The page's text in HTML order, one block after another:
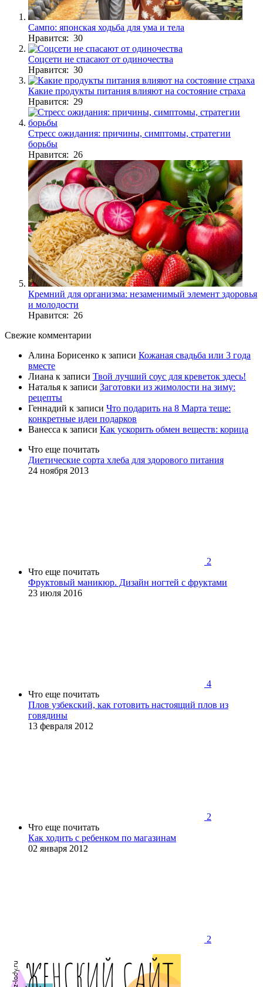
Сампо: японская ходьба для ума и тела
Нравится: 30
Соцсети не спасают от одиночества
Нравится: 30
Какие продукты питания влияют на состояние страха
Нравится: 29
Стресс ожидания: причины, симптомы, стратегии
борьбы
Нравится: 26
Кремний для организма: незаменимый элемент здоровья
и молодости
Нравится: 26
Свежие комментарии
Алина Борисенко к записи Кожаная свадьба или 3 года
вместе
Лиана к записи Твой лучший соус для креветок здесь!
Наталья к записи Заготовки из жимолости на зиму:
рецепты
Геннадий к записи Что подарить на 8 Марта теще:
конкретные идеи подарков
Ванесса к записи Как ускорить обмен веществ: корица
Что еще почитать
Диетические сорта хлеба для здорового питания
24 ноября 2013
2
Что еще почитать
Фруктовый маникюр. Дизайн ногтей с фруктами
23 июля 2016
4
Что еще почитать
Плов узбекский, как готовить настоящий плов из
говядины
13 февраля 2012
2
Что еще почитать
Как ходить с ребенком по магазинам
02 января 2012
2